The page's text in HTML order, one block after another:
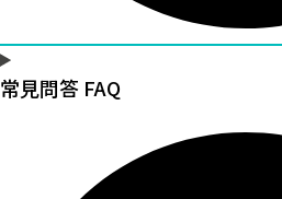
常見問答 FAQ